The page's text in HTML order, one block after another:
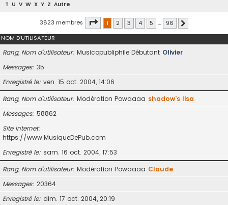
T U V W X Y Z Autre
3823 membres Page 1sur96
1 2 3 4 5 … 96
NOM D’UTILISATEUR
Rang, Nom d’utilisateur Musicopubliphile Débutant Olivier
Messages 35
Enregistré le ven. 15 oct. 2004, 14:06
Rang, Nom d’utilisateur Modération Powaaaa shadow's lisa
Messages 58862
Site Internet
https://www.MusiqueDePub.com
Enregistré le sam. 16 oct. 2004, 17:53
Rang, Nom d’utilisateur Modération Powaaaa Claude
Messages 20364
Enregistré le dim. 17 oct. 2004, 20:19